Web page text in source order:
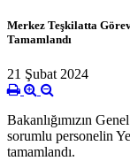
Merkez Teşkilatta
Tamamlandı
21 Şubat 2024
Bakanlığımızın
sorumlu personelin
tamamlandı.